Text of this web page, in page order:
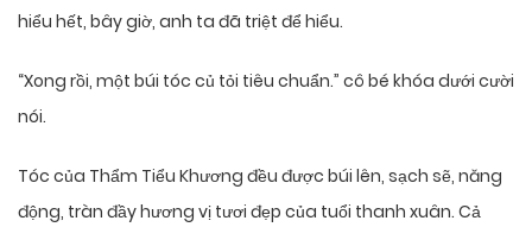
hiểu hết, bây giờ, anh ta đã triệt để hiểu.
“Xong rồi, một búi tóc củ tỏi tiêu chuẩn.” cô bé khóa dưới cười
nói.
Tóc của Thẩm Tiểu Khương đều được búi lên, sạch sẽ, năng
động, tràn đầy hương vị tươi đẹp của tuổi thanh xuân. Cả